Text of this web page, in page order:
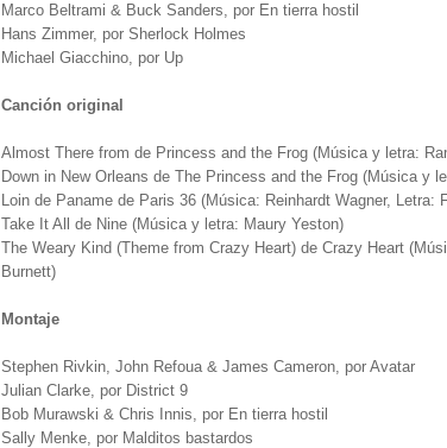
Marco Beltrami & Buck Sanders, por En tierra hostil
Hans Zimmer, por Sherlock Holmes
Michael Giacchino, por Up
Canción original
Almost There from de Princess and the Frog (Música y letra:
Down in New Orleans de The Princess and the Frog (Música y
Loin de Paname de Paris 36 (Música: Reinhardt Wagner, Letra:
Take It All de Nine (Música y letra: Maury Yeston)
The Weary Kind (Theme from Crazy Heart) de Crazy Heart
Burnett)
Montaje
Stephen Rivkin, John Refoua & James Cameron, por Avatar
Julian Clarke, por District 9
Bob Murawski & Chris Innis, por En tierra hostil
Sally Menke, por Malditos bastardos